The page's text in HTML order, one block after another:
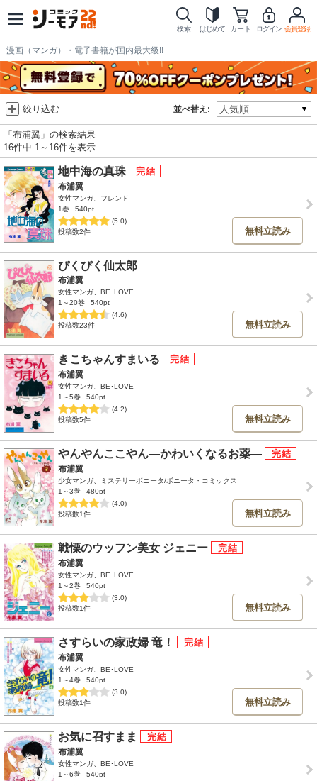
検索 はじめて カート ログイン 会員登録
漫画（マンガ）・電子書籍が国内最大級!!
並べ替え:
絞り込む
「布浦翼」の検索結果
16件中 1～16件を表示
地中海の真珠
布浦翼
女性マンガ、フレンド
1巻
540pt
(5.0)
投稿数2件
無料立読み
ぴくぴく仙太郎
布浦翼
女性マンガ、BE･LOVE
1～20巻
540pt
(4.6)
投稿数23件
無料立読み
きこちゃんすまいる
布浦翼
女性マンガ、BE･LOVE
1～5巻
540pt
(4.2)
投稿数5件
無料立読み
やんやんここやん―かわいくなるお薬―
布浦翼
少女マンガ、ミステリーボニータ/ボニータ・コミックス
1～3巻
480pt
(4.0)
投稿数1件
無料立読み
戦慄のウッフン美女 ジェニー
布浦翼
女性マンガ、BE･LOVE
1～2巻
540pt
(3.0)
投稿数1件
無料立読み
さすらいの家政婦 竜！
布浦翼
女性マンガ、BE･LOVE
1～4巻
540pt
(3.0)
投稿数1件
無料立読み
お気に召すまま
布浦翼
女性マンガ、BE･LOVE
1～6巻
540pt